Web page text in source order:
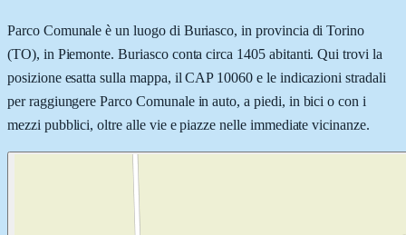
Parco Comunale è un luogo di Buriasco, in provincia di Torino
(TO), in Piemonte. Buriasco conta circa 1405 abitanti. Qui trovi la
posizione esatta sulla mappa, il CAP 10060 e le indicazioni stradali
per raggiungere Parco Comunale in auto, a piedi, in bici o con i
mezzi pubblici, oltre alle vie e piazze nelle immediate vicinanze.